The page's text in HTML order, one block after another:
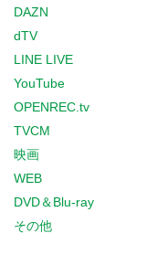
DAZN
dTV
LINE LIVE
YouTube
OPENREC.tv
TVCM
映画
WEB
DVD＆Blu-ray
その他